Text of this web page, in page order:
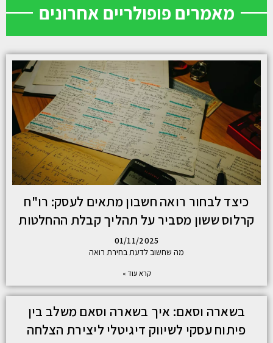
מאמרים פופולריים אחרונים
כיצד לבחור רואה חשבון מתאים לעסק: רו"ח
קרלוס ששון מסביר על תהליך קבלת ההחלטות
01/11/2025
מה שחשוב לדעת בחירת רואה
קרא עוד »
בשארה וסאם: איך בשארה וסאם משלב בין
פיתוח עסקי לשיווק דיגיטלי ליצירת הצלחה